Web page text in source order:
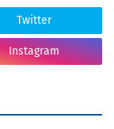
Twitter
Instagram